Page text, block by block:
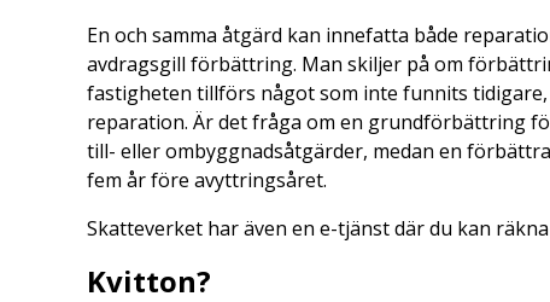
En och samma åtgärd kan innefatta både
avdragsgill förbättring. Man skiljer på om
fastigheten tillförs något som inte funnits
reparation. Är det fråga om en grundförbättring
till- eller ombyggnadsåtgärder, medan en
fem år före avyttringsåret.
Skatteverket har även en e-tjänst där du kan
Kvitton?